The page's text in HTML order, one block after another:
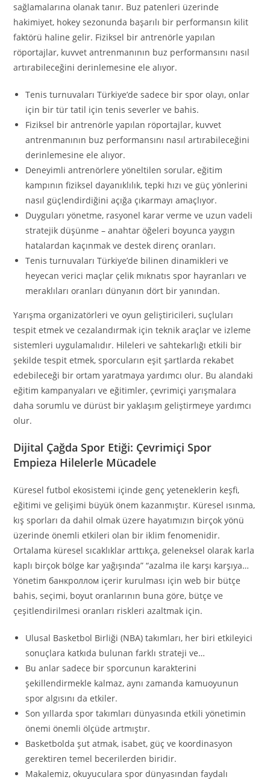
sağlamalarına olanak tanır. Buz patenleri üzerinde
hakimiyet, hokey sezonunda başarılı bir performansın kilit
faktörü haline gelir. Fiziksel bir antrenörle yapılan
röportajlar, kuvvet antrenmanının buz performansını nasıl
artırabileceğini derinlemesine ele alıyor.
Tenis turnuvaları Türkiye’de sadece bir spor olayı, onlar
için bir tür tatil için tenis severler ve bahis.
Fiziksel bir antrenörle yapılan röportajlar, kuvvet
antrenmanının buz performansını nasıl artırabileceğini
derinlemesine ele alıyor.
Deneyimli antrenörlere yöneltilen sorular, eğitim
kampının fiziksel dayanıklılık, tepki hızı ve güç yönlerini
nasıl güçlendirdiğini açığa çıkarmayı amaçlıyor.
Duyguları yönetme, rasyonel karar verme ve uzun vadeli
stratejik düşünme – anahtar öğeleri boyunca yaygın
hatalardan kaçınmak ve destek direnç oranları.
Tenis turnuvaları Türkiye’de bilinen dinamikleri ve
heyecan verici maçlar çelik mıknatıs spor hayranları ve
meraklıları oranları dünyanın dört bir yanından.
Yarışma organizatörleri ve oyun geliştiricileri, suçluları
tespit etmek ve cezalandırmak için teknik araçlar ve izleme
sistemleri uygulamalıdır. Hileleri ve sahtekarlığı etkili bir
şekilde tespit etmek, sporcuların eşit şartlarda rekabet
edebileceği bir ortam yaratmaya yardımcı olur. Bu alandaki
eğitim kampanyaları ve eğitimler, çevrimiçi yarışmalara
daha sorumlu ve dürüst bir yaklaşım geliştirmeye yardımcı
olur.
Dijital Çağda Spor Etiği: Çevrimiçi Spor
Empieza Hilelerle Mücadele
Küresel futbol ekosistemi içinde genç yeteneklerin keşfi,
eğitimi ve gelişimi büyük önem kazanmıştır. Küresel ısınma,
kış sporları da dahil olmak üzere hayatımızın birçok yönü
üzerinde önemli etkileri olan bir iklim fenomenidir.
Ortalama küresel sıcaklıklar arttıkça, geleneksel olarak karla
kaplı birçok bölge kar yağışında” “azalma ile karşı karşıya…
Yönetim банкроллом içerir kurulması için web bir bütçe
bahis, seçimi, boyut oranlarının buna göre, bütçe ve
çeşitlendirilmesi oranları riskleri azaltmak için.
Ulusal Basketbol Birliği (NBA) takımları, her biri etkileyici
sonuçlara katkıda bulunan farklı strateji ve…
Bu anlar sadece bir sporcunun karakterini
şekillendirmekle kalmaz, aynı zamanda kamuoyunun
spor algısını da etkiler.
Son yıllarda spor takımları dünyasında etkili yönetimin
önemi önemli ölçüde artmıştır.
Basketbolda şut atmak, isabet, güç ve koordinasyon
gerektiren temel becerilerden biridir.
Makalemiz, okuyuculara spor dünyasından faydalı